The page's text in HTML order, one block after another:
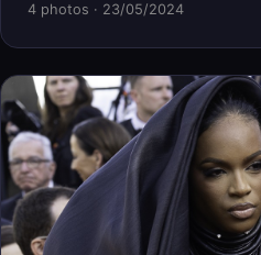
4 photos · 23/05/2024